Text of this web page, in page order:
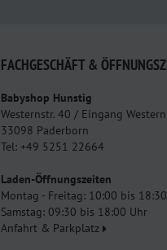
FACHGESCHÄFT &
Babyshop Hunstig
Westernstr. 40 / Eingang
33098 Paderborn
Tel: +49 5251 22664
Laden-Öffnungszeiten
Montag - Freitag: 10:00 bis
Samstag: 09:30 bis 18:00 Uhr
Anfahrt & Parkplatz